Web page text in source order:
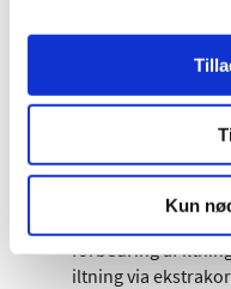
Kun
Sammen med
stoffer er INOmax
Til behandling af
gestationsuger
forbindelse med
holdepunkter for
forbedring af
iltning via